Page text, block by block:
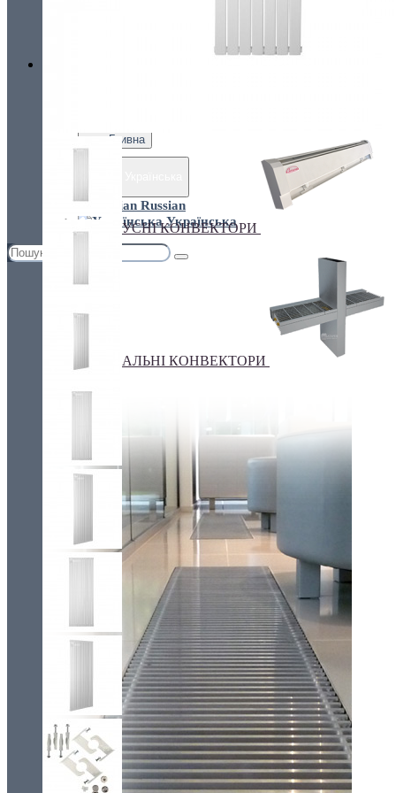
грн. Гривна
Russian
Українська
ПЛІНТУСНІ КОНВЕКТОРИ
СПЕЦІАЛЬНІ КОНВЕКТОРИ